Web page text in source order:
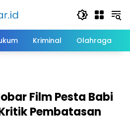
Kriminal Olahraga
Film Pesta Babi
Pembatasan